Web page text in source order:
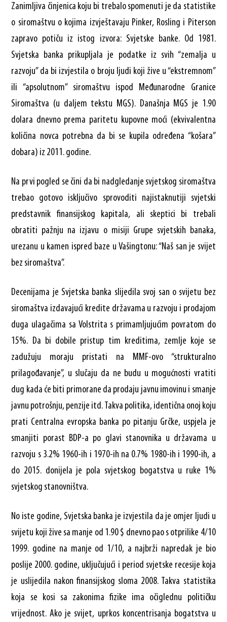
Zanimljiva činjenica koju bi trebalo spomenuti je da statistike
o siromaštvu o kojima izvještavaju Pinker, Rosling i Piterson
zapravo potiču iz istog izvora: Svjetske banke. Od 1981.
Svjetska banka prikupljala je podatke iz svih “zemalja u
razvoju” da bi izvjestila o broju ljudi koji žive u “ekstremnom”
ili “apsolutnom” siromaštvu ispod Međunarodne Granice
Siromaštva (u daljem tekstu MGS). Današnja MGS je 1.90
dolara dnevno prema paritetu kupovne moći (ekvivalentna
količina novca potrebna da bi se kupila određena “košara”
dobara) iz 2011. godine.
Na prvi pogled se čini da bi nadgledanje svjetskog siromaštva
trebao gotovo isključivo sprovoditi najistaknutiji svjetski
predstavnik finansijskog kapitala, ali skeptici bi trebali
obratiti pažnju na izjavu o misiji Grupe svjetskih banaka,
urezanu u kamen ispred baze u Vašingtonu: “Naš san je svijet
bez siromaštva”.
Decenijama je Svjetska banka slijedila svoj san o svijetu bez
siromaštva izdavajući kredite državama u razvoju i prodajom
duga ulagačima sa Volstrita s primamljujućim povratom do
15%. Da bi dobile pristup tim kreditima, zemlje koje se
zadužuju moraju pristati na MMF-ovo “strukturalno
prilagođavanje”, u slučaju da ne budu u mogućnosti vratiti
dug kada će biti primorane da prodaju javnu imovinu i smanje
javnu potrošnju, penzije itd. Takva politika, identična onoj koju
prati Centralna evropska banka po pitanju Grčke, uspjela je
smanjiti porast BDP-a po glavi stanovnika u državama u
razvoju s 3.2% 1960-ih i 1970-ih na 0.7% 1980-ih i 1990-ih, a
do 2015. donijela je pola svjetskog bogatstva u ruke 1%
svjetskog stanovništva.
No iste godine, Svjetska banka je izvjestila da je omjer ljudi u
svijetu koji žive sa manje od 1.90 $ dnevno pao s otprilike 4/10
1999. godine na manje od 1/10, a najbrži napredak je bio
poslije 2000. godine, uključujući i period svjetske recesije koja
je uslijedila nakon finansijskog sloma 2008. Takva statistika
koja se kosi sa zakonima fizike ima očiglednu političku
vrijednost. Ako je svijet, uprkos koncentrisanja bogatstva u